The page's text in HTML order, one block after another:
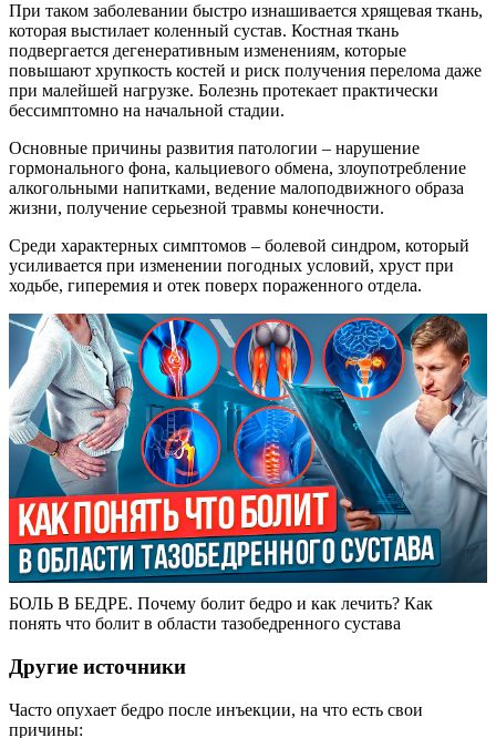
При таком заболевании быстро изнашивается хрящевая ткань,
которая выстилает коленный сустав. Костная ткань
подвергается дегенеративным изменениям, которые
повышают хрупкость костей и риск получения перелома даже
при малейшей нагрузке. Болезнь протекает практически
бессимптомно на начальной стадии.
Основные причины развития патологии – нарушение
гормонального фона, кальциевого обмена, злоупотребление
алкогольными напитками, ведение малоподвижного образа
жизни, получение серьезной травмы конечности.
Среди характерных симптомов – болевой синдром, который
усиливается при изменении погодных условий, хруст при
ходьбе, гиперемия и отек поверх пораженного отдела.
БОЛЬ В БЕДРЕ. Почему болит бедро и как лечить? Как
понять что болит в области тазобедренного сустава
Другие источники
Часто опухает бедро после инъекции, на что есть свои
причины: